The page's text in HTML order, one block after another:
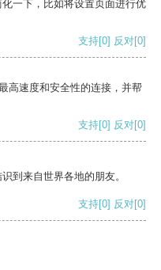
一下，比如将设置页面进行优
支持[0] 反对[0]
高速度和安全性的连接，并帮
支持[0] 反对[0]
到来自世界各地的朋友。
支持[0] 反对[0]